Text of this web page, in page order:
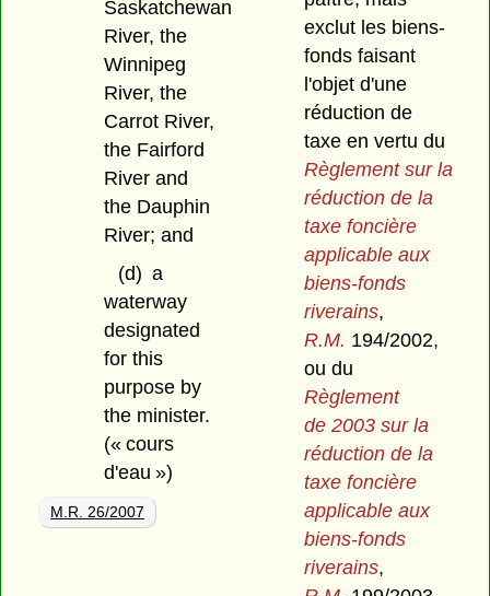
Saskatchewan
River, the
Winnipeg
River, the
Carrot River,
the Fairford
River and
the Dauphin
River; and
(d) a
waterway
designated
for this
purpose by
the minister.
(« cours
d'eau »)
M.R. 26/2007
exclut les biens-
fonds faisant
l'objet d'une
réduction de
taxe en vertu du
Règlement sur la
réduction de la
taxe foncière
applicable aux
biens-fonds
riverains,
R.M. 194/2002,
ou du
Règlement
de 2003 sur la
réduction de la
taxe foncière
applicable aux
biens-fonds
riverains,